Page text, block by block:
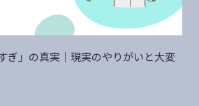
ぎ」の真実｜現実のやりがいと大変